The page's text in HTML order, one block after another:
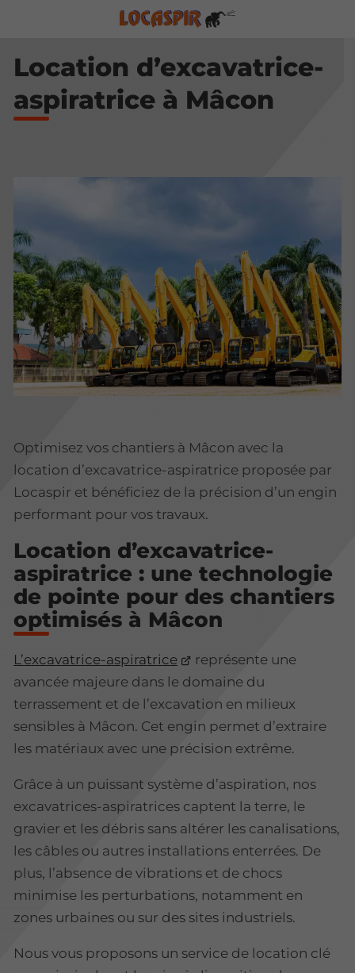
Location d’excavatrice-
aspiratrice à Mâcon
Optimisez vos chantiers à Mâcon avec la
location d’excavatrice-aspiratrice proposée par
Locaspir et bénéficiez de la précision d’un engin
performant pour vos travaux.
Location d’excavatrice-
aspiratrice : une technologie
de pointe pour des chantiers
optimisés à Mâcon
L’excavatrice-aspiratrice
représente une
avancée majeure dans le domaine du
terrassement et de l’excavation en milieux
sensibles à Mâcon. Cet engin permet d’extraire
les matériaux avec une précision extrême.
Grâce à un puissant système d’aspiration, nos
excavatrices-aspiratrices captent la terre, le
gravier et les débris sans altérer les canalisations,
les câbles ou autres installations enterrées. De
plus, l’absence de vibrations et de chocs
minimise les perturbations, notamment en
zones urbaines ou sur des sites industriels.
Nous vous proposons un service de location clé